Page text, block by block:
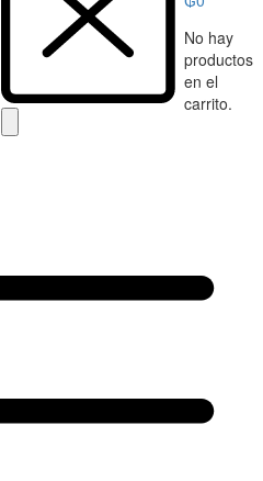
No hay
productos
en el
carrito.